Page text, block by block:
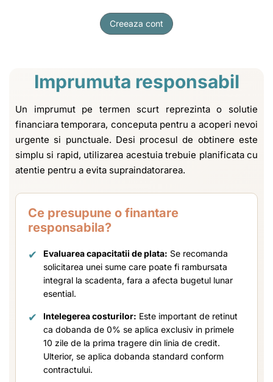
Creeaza cont
Imprumuta responsabil
Un imprumut pe termen scurt reprezinta o solutie
financiara temporara, conceputa pentru a acoperi nevoi
urgente si punctuale. Desi procesul de obtinere este
simplu si rapid, utilizarea acestuia trebuie planificata cu
atentie pentru a evita supraindatorarea.
Ce presupune o finantare
responsabila?
✔ Evaluarea capacitatii de plata: Se recomanda
solicitarea unei sume care poate fi rambursata
integral la scadenta, fara a afecta bugetul lunar
esential.
✔ Intelegerea costurilor: Este important de retinut
ca dobanda de 0% se aplica exclusiv in primele
10 zile de la prima tragere din linia de credit.
Ulterior, se aplica dobanda standard conform
contractului.